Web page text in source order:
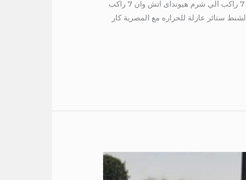
ايجار فان سياحي 7 راكب الي مطروح 01004230753 ايجار فان سياحي 7 راكب الي مطروح ايجار هيونداى 7 راكب الي شرم هيونداى اتش وان 7 راكب
الشنط ستائر عازلة للحراره مع المصرية كار